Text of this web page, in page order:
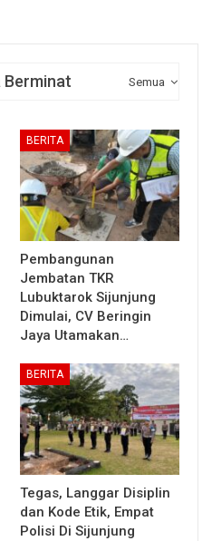
Semua
Berminat
BERITA
Pembangunan
Jembatan TKR
Lubuktarok Sijunjung
Dimulai, CV Beringin
Jaya Utamakan…
BERITA
Tegas, Langgar Disiplin
dan Kode Etik, Empat
Polisi Di Sijunjung